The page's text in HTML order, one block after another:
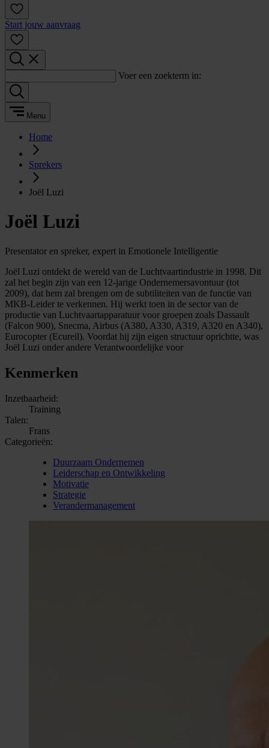
Start jouw aanvraag
Voer een zoekterm in:
Menu
Home
Sprekers
Joël Luzi
Joël Luzi
Presentator en spreker, expert in Emotionele Intelligentie
Joël Luzi ontdekt de wereld van de Luchtvaartindustrie in 1998. Dit
zal het begin zijn van een 12-jarige Ondernemersavontuur (tot
2009), dat hem zal brengen om de subtiliteiten van de functie van
MKB-Leider te verkennen. Hij werkt toen in de sector van de
productie van Luchtvaartapparatuur voor groepen zoals Dassault
(Falcon 900), Snecma, Airbus (A380, A330, A319, A320 en A340),
Eurocopter (Ecureil). Voordat hij zijn eigen structuur oprichtte, was
Joël Luzi onder andere Verantwoordelijke voor
Kenmerken
Inzetbaarheid:
Training
Talen:
Frans
Categorieën:
Duurzaam Ondernemen
Leiderschap en Ontwikkeling
Motivatie
Strategie
Verandermanagement